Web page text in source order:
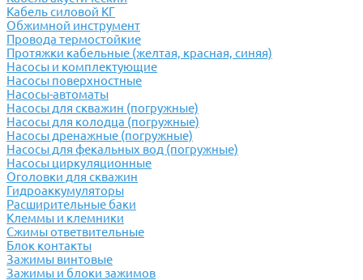
Кабель силовой КГ
Обжимной инструмент
Провода термостойкие
Протяжки кабельные (желтая, красная, синяя)
Насосы и комплектующие
Насосы поверхностные
Насосы-автоматы
Насосы для скважин (погружные)
Насосы для колодца (погружные)
Насосы дренажные (погружные)
Насосы для фекальных вод (погружные)
Насосы циркуляционные
Оголовки для скважин
Гидроаккумуляторы
Расширительные баки
Клеммы и клемники
Cжимы ответвительные
Блок контакты
Зажимы винтовые
Зажимы и блоки зажимов